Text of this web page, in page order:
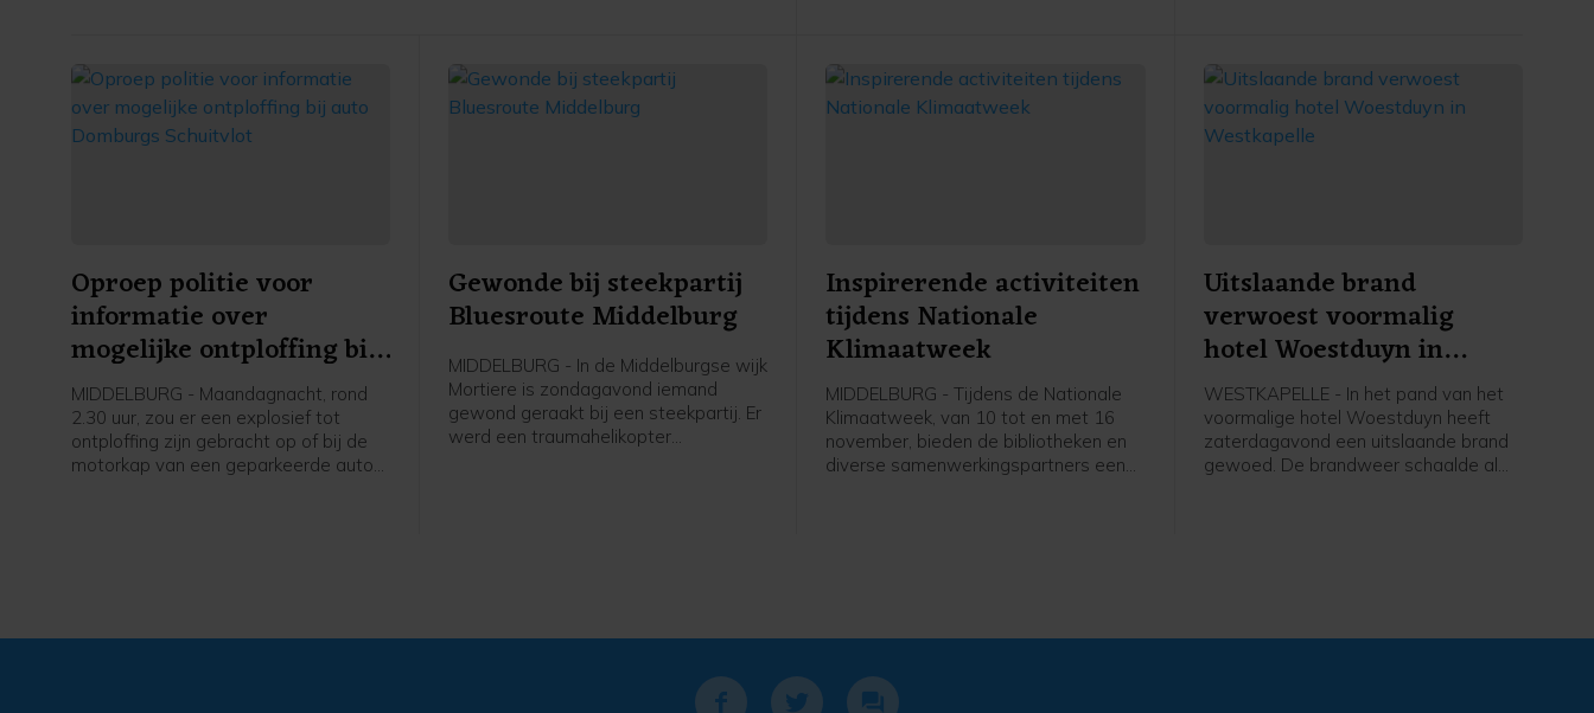
Oproep politie voor
informatie over
mogelijke ontploffing bij
auto Domburgs
Schuitvlot
MIDDELBURG - Maandagnacht, rond
2.30 uur, zou er een explosief tot
ontploffing zijn gebracht op of bij de
motorkap van een geparkeerde auto
Gewonde bij steekpartij
Bluesroute Middelburg
MIDDELBURG - In de Middelburgse wijk
Mortiere is zondagavond iemand
gewond geraakt bij een steekpartij. Er
werd een traumahelikopter
opgeroepen. De komst hiervan werd
rond 20.00 uur geannuleerd. Er hoefde
Inspirerende activiteiten
tijdens Nationale
Klimaatweek
MIDDELBURG - Tijdens de Nationale
Klimaatweek, van 10 tot en met 16
november, bieden de bibliotheken en
diverse samenwerkingspartners een
Uitslaande brand
verwoest voormalig
hotel Woestduyn in
Westkapelle
WESTKAPELLE - In het pand van het
voormalige hotel Woestduyn heeft
zaterdagavond een uitslaande brand
gewoed. De brandweer schaalde al